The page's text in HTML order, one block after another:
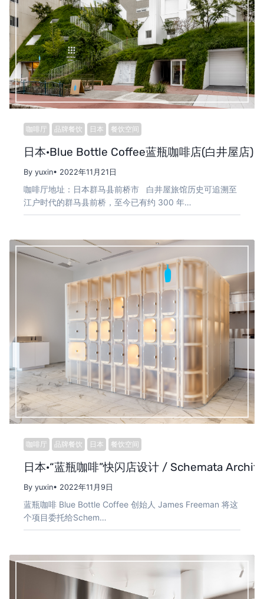
咖啡厅 品牌餐饮 日本 餐饮空间
日本·Blue Bottle Coffee蓝瓶咖啡店(白井屋店)
By yuxin• 2022年11月21日
咖啡厅地址：日本群马县前桥市 白井屋旅馆历史可追溯至
江户时代的群马县前桥，至今已有约 300 年…
咖啡厅 品牌餐饮 日本 餐饮空间
日本·“蓝瓶咖啡”快闪店设计 / Schemata
By yuxin• 2022年11月9日
蓝瓶咖啡 Blue Bottle Coffee 创始人 James Freeman 将这
个项目委托给Schem…